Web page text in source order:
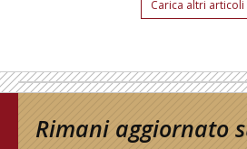
Carica altri articoli
Rimani aggiornato